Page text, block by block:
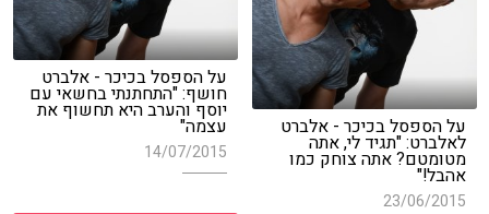
על הספסל בכיכר - אלברט
חושף: "התחתנתי בחשאי עם
יוסף והערב היא תחשוף את
עצמה"
14/07/2015
על הספסל בכיכר - אלברט
לאלברט: "תגיד לי, אתה
מטומטם? אתה צוחק כמו
אהבל!"
23/06/2015